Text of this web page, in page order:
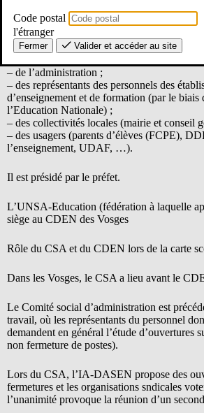
Il donne notamment son avis sur la carte
scolaire, …
– de l’administration ;
– des représentants des personnels des
d’enseignement et de formation (par le biais
l’Education Nationale) ;
– des collectivités locales (mairie et conseil
– des usagers (parents d’élèves (FCPE),
l’enseignement, UDAF, …).
Il est présidé par le préfet.
L’UNSA-Education (fédération à laquelle
siège au CDEN des Vosges
Rôle du CSA et du CDEN lors de la carte
Dans les Vosges, le CSA a lieu avant le
Le Comité social d’administration est
travail, où les représentants du personnel
demandent en général l’étude d’ouvertures
non fermeture de postes).
Lors du CSA, l’IA-DASEN propose des
fermetures et les organisations sndicales
l’unanimité provoque la réunion d’un
Code postal
l'étranger
Fermer Valider et accéder au site